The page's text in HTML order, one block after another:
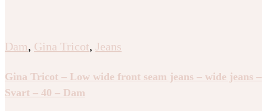
Dam, Gina Tricot, Jeans
Gina Tricot – Low wide front seam jeans – wide jeans –
Svart – 40 – Dam